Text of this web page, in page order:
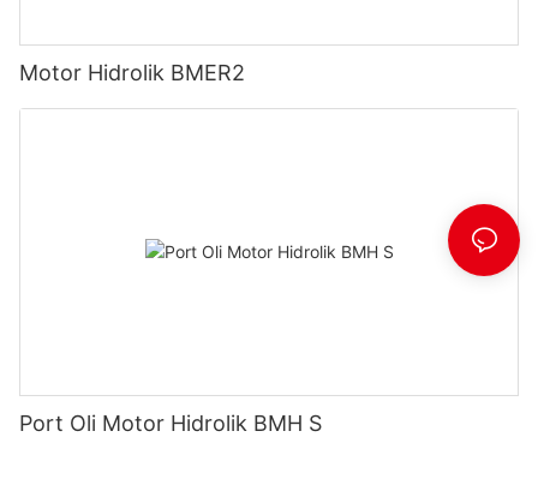
Motor Hidrolik BMER2
Port Oli Motor Hidrolik BMH S